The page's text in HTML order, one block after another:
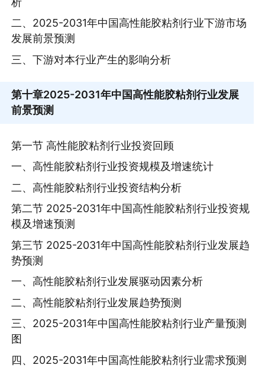
二、2025-2031年中国高性能胶粘剂行业下游市场
发展前景预测
三、下游对本行业产生的影响分析
第十章2025-2031年中国高性能胶粘剂行业发展
前景预测
第一节 高性能胶粘剂行业投资回顾
一、高性能胶粘剂行业投资规模及增速统计
二、高性能胶粘剂行业投资结构分析
第二节 2025-2031年中国高性能胶粘剂行业投资规
模及增速预测
第三节 2025-2031年中国高性能胶粘剂行业发展趋
势预测
一、高性能胶粘剂行业发展驱动因素分析
二、高性能胶粘剂行业发展趋势预测
三、2025-2031年中国高性能胶粘剂行业产量预测
图
四、2025-2031年中国高性能胶粘剂行业需求预测